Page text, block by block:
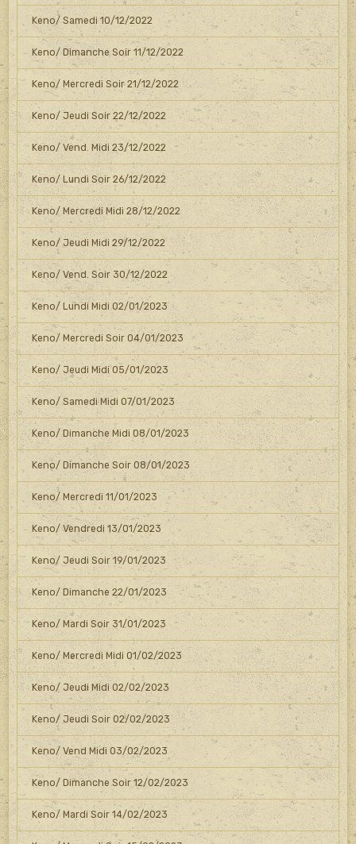
Keno/ Samedi 10/12/2022
Keno/ Dimanche Soir 11/12/2022
Keno/ Mercredi Soir 21/12/2022
Keno/ Jeudi Soir 22/12/2022
Keno/ Vend. Midi 23/12/2022
Keno/ Lundi Soir 26/12/2022
Keno/ Mercredi Midi 28/12/2022
Keno/ Jeudi Midi 29/12/2022
Keno/ Vend. Soir 30/12/2022
Keno/ Lundi Midi 02/01/2023
Keno/ Mercredi Soir 04/01/2023
Keno/ Jeudi Midi 05/01/2023
Keno/ Samedi Midi 07/01/2023
Keno/ Dimanche Midi 08/01/2023
Keno/ Dimanche Soir 08/01/2023
Keno/ Mercredi 11/01/2023
Keno/ Vendredi 13/01/2023
Keno/ Jeudi Soir 19/01/2023
Keno/ Dimanche 22/01/2023
Keno/ Mardi Soir 31/01/2023
Keno/ Mercredi Midi 01/02/2023
Keno/ Jeudi Midi 02/02/2023
Keno/ Jeudi Soir 02/02/2023
Keno/ Vend Midi 03/02/2023
Keno/ Dimanche Soir 12/02/2023
Keno/ Mardi Soir 14/02/2023